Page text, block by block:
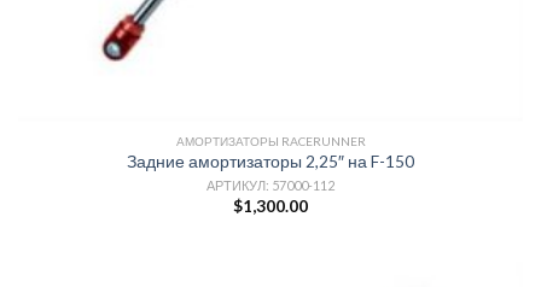
АМОРТИЗАТОРЫ RACERUNNER
Задние амортизаторы 2,25″ на F-150
АРТИКУЛ: 57000-112
$1,300.00